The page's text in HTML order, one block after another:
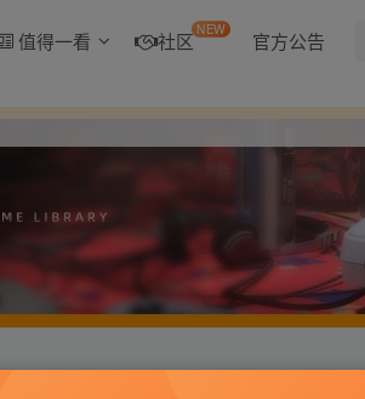
值得一看 社区NEW 官方公告